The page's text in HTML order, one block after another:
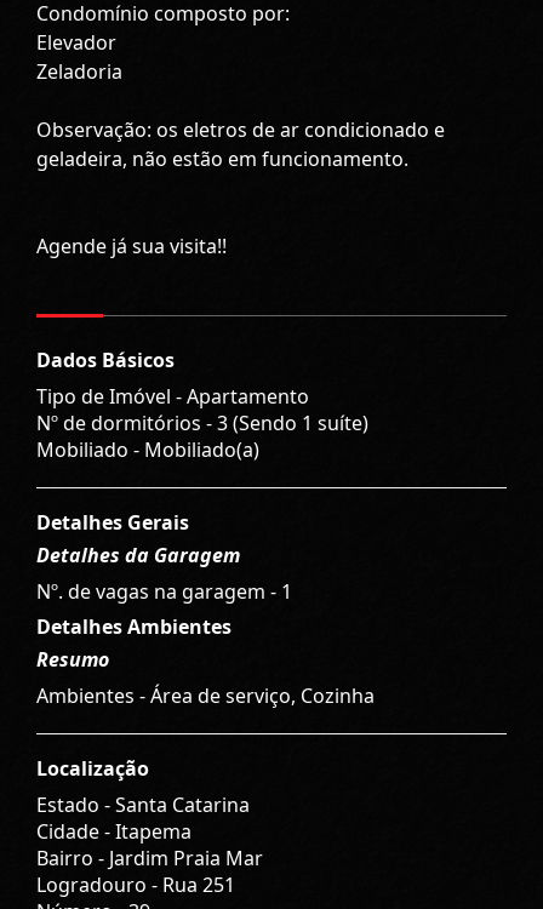
Condomínio composto por:
Elevador
Zeladoria
Observação: os eletros de ar condicionado e
geladeira, não estão em funcionamento.
Agende já sua visita!!
Dados Básicos
Tipo de Imóvel - Apartamento
Nº de dormitórios - 3 (Sendo 1 suíte)
Mobiliado - Mobiliado(a)
Detalhes Gerais
Detalhes da Garagem
Nº. de vagas na garagem - 1
Detalhes Ambientes
Resumo
Ambientes - Área de serviço, Cozinha
Localização
Estado -Santa Catarina
Cidade -Itapema
Bairro - Jardim Praia Mar
Logradouro - Rua 251